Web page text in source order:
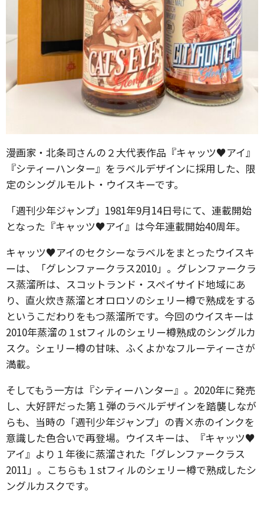
漫画家・北条司さんの２大代表作品『キャッツ♥アイ』
『シティーハンター』をラベルデザインに採用した、限
定のシングルモルト・ウイスキーです。
「週刊少年ジャンプ」1981年9月14日号にて、連載開始
となった『キャッツ♥アイ』は今年連載開始40周年。
キャッツ♥アイのセクシーなラベルをまとったウイスキ
ーは、「グレンファークラス2010」。グレンファークラ
ス蒸溜所は、スコットランド・スペイサイド地域にあ
り、直火炊き蒸溜とオロロソのシェリー樽で熟成をする
というこだわりをもつ蒸溜所です。今回のウイスキーは
2010年蒸溜の１stフィルのシェリー樽熟成のシングルカ
スク。シェリー樽の甘味、ふくよかなフルーティーさが
満載。
そしてもう一方は『シティーハンター』。2020年に発売
し、大好評だった第１弾のラベルデザインを踏襲しなが
らも、当時の「週刊少年ジャンプ」の青×赤のインクを
意識した色合いで再登場。ウイスキーは、『キャッツ♥
アイ』より１年後に蒸溜された「グレンファークラス
2011」。こちらも１stフィルのシェリー樽で熟成したシ
ングルカスクです。